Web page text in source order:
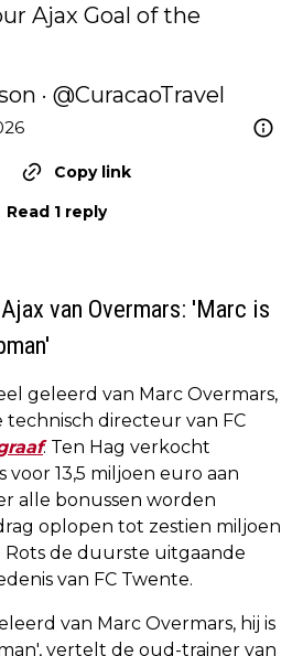
Ajax Goal of the
· @CuracaoTravel
Copy link
Read 1 reply
van Overmars: 'Marc is
geleerd van Marc Overmars,
directeur van FC
. Ten Hag verkocht
voor 13,5 miljoen euro aan
alle bonussen worden
oplopen tot zestien miljoen
de duurste uitgaande
van FC Twente.
van Marc Overmars, hij is
vertelt de oud-trainer van